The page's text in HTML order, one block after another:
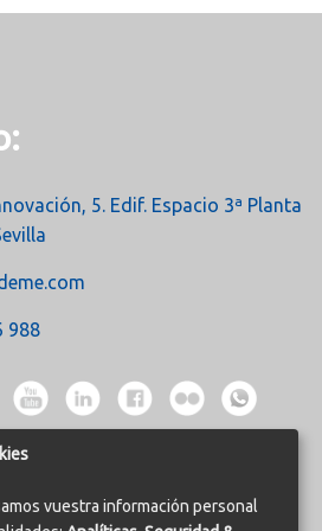
5. Edif. Espacio 3ª Planta
988
vuestra información personal